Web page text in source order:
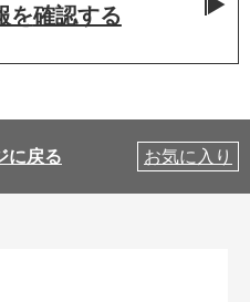
を確認する
に戻る お気に入り